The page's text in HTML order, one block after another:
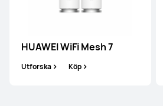
HUAWEI WiFi Mesh 7
Utforska Köp
HUAWEI WiFi Mesh-serien
HUAWEI WiFi Mesh-